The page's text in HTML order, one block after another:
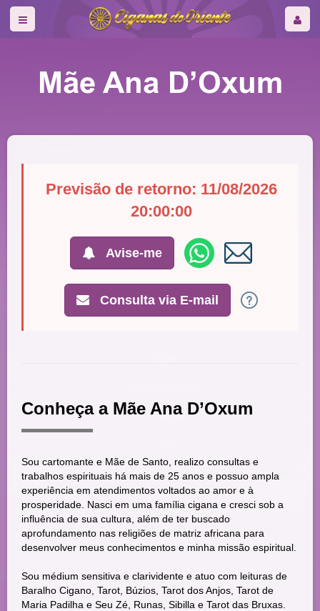
Mãe Ana D’Oxum
Previsão de retorno: 11/08/2026
20:00:00
Avise-me
Consulta via E-mail
Conheça a Mãe Ana D’Oxum
Sou cartomante e Mãe de Santo, realizo consultas e
trabalhos espirituais há mais de 25 anos e possuo ampla
experiência em atendimentos voltados ao amor e à
prosperidade. Nasci em uma família cigana e cresci sob a
influência de sua cultura, além de ter buscado
aprofundamento nas religiões de matriz africana para
desenvolver meus conhecimentos e minha missão espiritual.
Sou médium sensitiva e clarividente e atuo com leituras de
Baralho Cigano, Tarot, Búzios, Tarot dos Anjos, Tarot de
Maria Padilha e Seu Zé, Runas, Sibilla e Tarot das Bruxas.